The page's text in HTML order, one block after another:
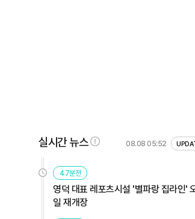
실시간 뉴스 08.08 05:52
47분전
영덕 대표 레포츠시설 '별파랑 집라인'
일 재개장